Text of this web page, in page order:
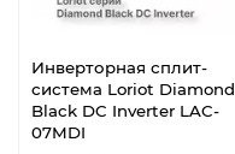
Инверторная сплит-
система Loriot Diamond
Black DC Inverter LAC-
07MDI